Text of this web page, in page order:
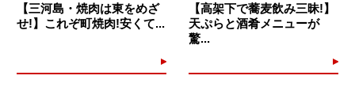
【三河島・焼肉は東をめざ
せ!】これぞ町焼肉!安くて...
【高架下で蕎麦飲み三昧!】
天ぷらと酒肴メニューが
驚...